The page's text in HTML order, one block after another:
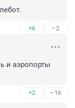
+6 –2
и аэропорты
+2 –16